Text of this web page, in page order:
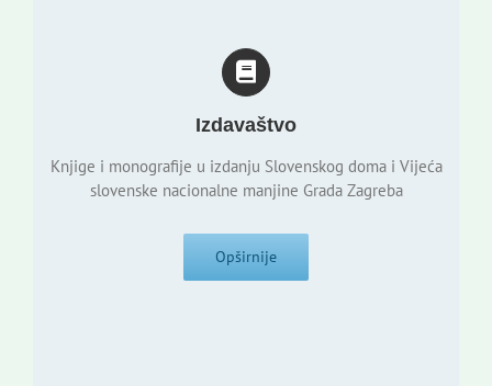
Izdavaštvo
Knjige i monografije u izdanju Slovenskog doma i Vijeća
slovenske nacionalne manjine Grada Zagreba
Opširnije